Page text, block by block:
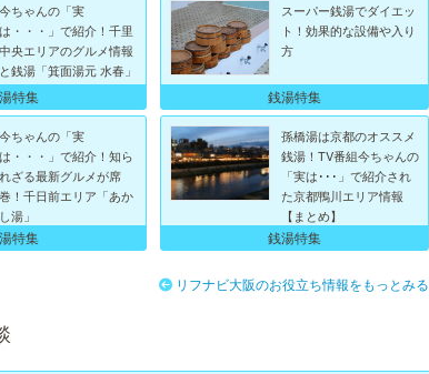
今ちゃんの「実
は・・・」で紹介！千里
中央エリアのグルメ情報
と銭湯「箕面湯元 水春」
特集
スーパー銭湯でダイエッ
ト！効果的な設備や入り
方
銭湯特集
今ちゃんの「実
は・・・」で紹介！知ら
れざる最新グルメが席
巻！千日前エリア「あか
し湯」
特集
孫橋湯は京都のオススメ
銭湯！TV番組今ちゃんの
「実は･･･」で紹介され
た京都鴨川エリア情報
【まとめ】
銭湯特集
リフナビ大阪のお役立ち情報をもっとみる